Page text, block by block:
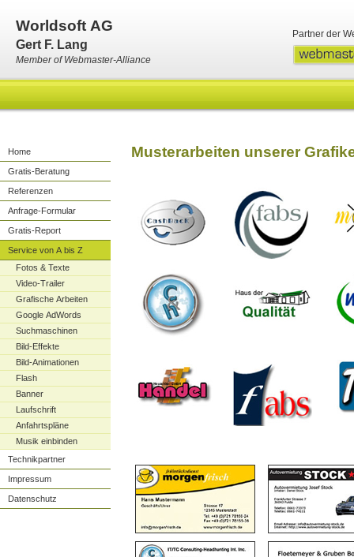
Worldsoft AG
Gert F. Lang
Member of Webmaster-Alliance
Partner der
Home
Gratis-Beratung
Referenzen
Anfrage-Formular
Gratis-Report
Service von A bis Z
Fotos & Texte
Video-Trailer
Grafische Arbeiten
Google AdWords
Suchmaschinen
Bild-Effekte
Bild-Animationen
Flash
Banner
Laufschrift
Anfahrtspläne
Musik einbinden
Technikpartner
Impressum
Datenschutz
Musterarbeiten unserer